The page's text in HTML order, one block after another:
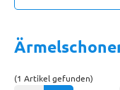
(1 Artikel gefunden)